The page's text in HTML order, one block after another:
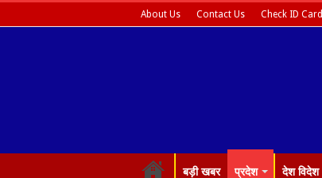
About Us Contact Us Check ID Card
बड़ी खबर प्रदेश देश विदेश